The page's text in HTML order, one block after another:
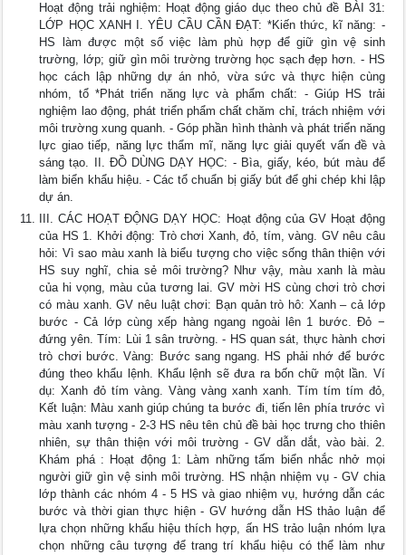
Hoạt động trải nghiệm: Hoạt động giáo dục theo chủ đề BÀI 31:
LỚP HỌC XANH I. YÊU CẦU CẦN ĐẠT: *Kiến thức, kĩ năng: -
HS làm được một số việc làm phù hợp để giữ gìn vệ sinh
trường, lớp; giữ gìn môi trường trường học sạch đẹp hơn. - HS
học cách lập những dự án nhỏ, vừa sức và thực hiện cùng
nhóm, tổ *Phát triển năng lực và phẩm chất: - Giúp HS trải
nghiệm lao động, phát triển phẩm chất chăm chỉ, trách nhiệm với
môi trường xung quanh. - Góp phần hình thành và phát triển năng
lực giao tiếp, năng lực thẩm mĩ, năng lực giải quyết vấn đề và
sáng tạo. II. ĐỒ DÙNG DẠY HỌC: - Bìa, giấy, kéo, bút màu để
làm biển khẩu hiệu. - Các tổ chuẩn bị giấy bút để ghi chép khi lập
dự án.
III. CÁC HOẠT ĐỘNG DẠY HỌC: Hoạt động của GV Hoạt động
của HS 1. Khởi động: Trò chơi Xanh, đỏ, tím, vàng. GV nêu câu
hỏi: Vì sao màu xanh là biểu tượng cho việc sống thân thiện với
HS suy nghĩ, chia sẻ môi trường? Như vậy, màu xanh là màu
của hi vọng, màu của tương lai. GV mời HS cùng chơi trò chơi
có màu xanh. GV nêu luật chơi: Bạn quản trò hô: Xanh – cả lớp
bước - Cả lớp cùng xếp hàng ngang ngoài lên 1 bước. Đỏ −
đứng yên. Tím: Lùi 1 sân trường. - HS quan sát, thực hành chơi
trò chơi bước. Vàng: Bước sang ngang. HS phải nhớ để bước
đúng theo khẩu lệnh. Khẩu lệnh sẽ đưa ra bốn chữ một lần. Ví
dụ: Xanh đỏ tím vàng. Vàng vàng xanh xanh. Tím tím tím đỏ,
Kết luận: Màu xanh giúp chúng ta bước đi, tiến lên phía trước vì
màu xanh tượng - 2-3 HS nêu tên chủ đề bài học trưng cho thiên
nhiên, sự thân thiện với môi trường - GV dẫn dắt, vào bài. 2.
Khám phá : Hoạt động 1: Làm những tấm biển nhắc nhở mọi
người giữ gìn vệ sinh môi trường. HS nhận nhiệm vụ - GV chia
lớp thành các nhóm 4 - 5 HS và giao nhiệm vụ, hướng dẫn các
bước và thời gian thực hiện - GV hướng dẫn HS thảo luận để
lựa chọn những khẩu hiệu thích hợp, ấn HS trảo luận nhóm lựa
chọn những câu tượng để trang trí khẩu hiệu có thể làm như